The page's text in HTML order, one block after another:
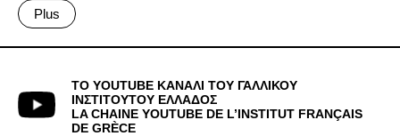
Plus
ΤΟ YOUTUBE ΚΑΝΑΛΙ ΤΟΥ ΓΑΛΛΙΚΟΥ
ΙΝΣΤΙΤΟΥΤΟΥ ΕΛΛΑΔΟΣ
LA CHAINE YOUTUBE DE L’INSTITUT FRANÇAIS
DE GRÈCE